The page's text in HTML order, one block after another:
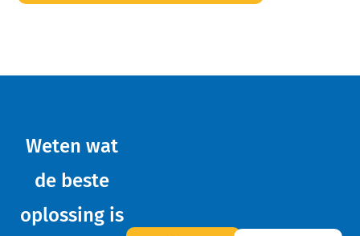
Weten wat
de beste
oplossing is